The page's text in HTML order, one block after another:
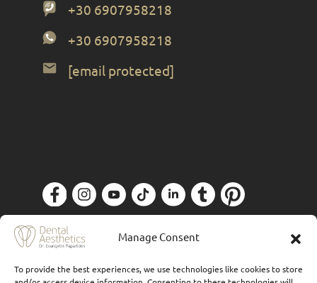
Manage Consent
To provide the best experiences, we use technologies like cookies to store
+30 6907958218
+30 6907958218
[email protected]
Политика конфиденциальности
& Powered by
Forthright